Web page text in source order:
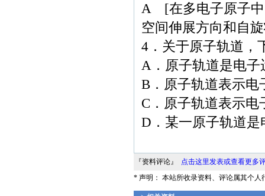
A [在多电子原子中
空间伸展方向和自
4．关于原子轨道
A．原子轨道是电子
B．原子轨道表示电
C．原子轨道表示
D．某一原子轨道
『资料评论』 点击这里发表或查看更多
* 声明： 本站所收录资料、评论属其个人